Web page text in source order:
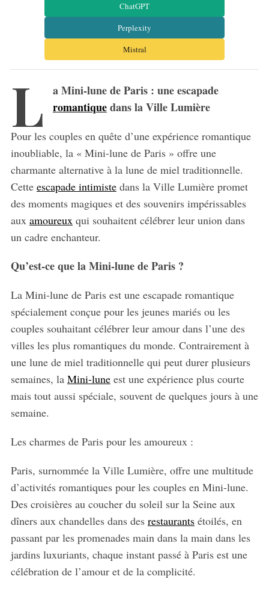
ChatGPT
Perplexity
Mistral
L
a Mini-lune de Paris : une escapade
romantiquedans la Ville Lumière
Pour les couples en quête d’une expérience romantique
inoubliable, la « Mini-lune de Paris » offre une
charmante alternative à la lune de miel traditionnelle.
Cette escapade intimistedans la Ville Lumière promet
des moments magiques et des souvenirs impérissables
aux amoureuxqui souhaitent célébrer leur union dans
un cadre enchanteur.
Qu’est-ce que la Mini-lune de Paris ?
La Mini-lune de Paris est une escapade romantique
spécialement conçue pour les jeunes mariés ou les
couples souhaitant célébrer leur amour dans l’une des
villes les plus romantiques du monde. Contrairement à
une lune de miel traditionnelle qui peut durer plusieurs
semaines, la Mini-luneest une expérience plus courte
mais tout aussi spéciale, souvent de quelques jours à une
semaine.
Les charmes de Paris pour les amoureux :
Paris, surnommée la Ville Lumière, offre une multitude
d’activités romantiques pour les couples en Mini-lune.
Des croisières au coucher du soleil sur la Seine aux
dîners aux chandelles dans des restaurantsétoilés, en
passant par les promenades main dans la main dans les
jardins luxuriants, chaque instant passé à Paris est une
célébration de l’amour et de la complicité.